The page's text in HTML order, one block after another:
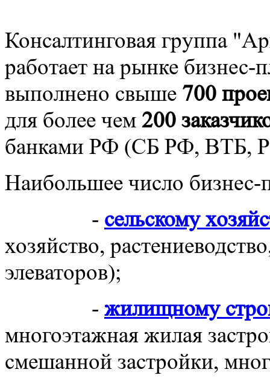
Консалтинговая группа
работает на рынке бизнес-
выполнено свыше 700
для более чем 200
банками РФ (СБ РФ, ВТБ,
Наибольшее число бизнес-
- сельскому
хозяйство,
элеваторов);
- жилищному
многоэтажная жилая
смешанной застройки,